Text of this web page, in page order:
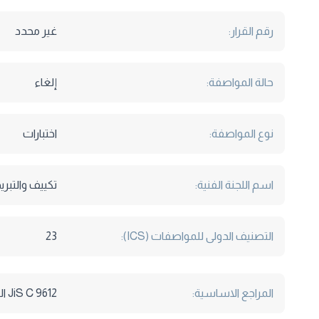
رقم القرار: غير محدد
حالة المواصفة: إلغاء
نوع المواصفة: اختبارات
اسم اللجنة الفنية: تكييف
التصنيف الدولى للمواصفات (ICS): 23
المراجع الاساسية: JiS C 9612 المواصفات الهندية